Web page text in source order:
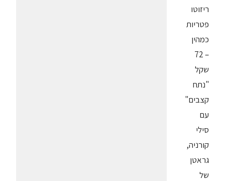
ריזוטו
פטריות
כמהין
– 72
שקל
"נתח
קצבים"
עם
סילי
קורניה,
גראטן
של